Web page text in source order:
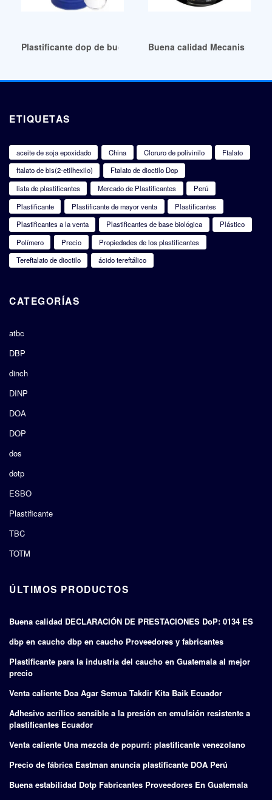
Plastificante dop de buena estabilidad en Yakarta, Myanmar
Buena calidad Mecanismo
ETIQUETAS
aceite de soja epoxidado China Cloruro de polivinilo
Ftalato
ftalato de bis(2-etilhexilo)
Ftalato de dioctilo Dop
lista de plastificantes
Mercado de Plastificantes
Perú
Plastificante
Plastificante de mayor venta
Plastificantes
Plastificantes a la venta
Plastificantes de base biológica
Plástico
Polímero
Precio
Propiedades de los plastificantes
Tereftalato de dioctilo
ácido tereftálico
CATEGORÍAS
atbc
DBP
dinch
DINP
DOA
DOP
dos
dotp
ESBO
Plastificante
TBC
TOTM
ÚLTIMOS PRODUCTOS
Buena calidad DECLARACIÓN DE PRESTACIONES DoP: 0134 ES
dbp en caucho dbp en caucho Proveedores y fabricantes
Plastificante para la industria del caucho en Guatemala al mejor
precio
Venta caliente Doa Agar Semua Takdir Kita Baik Ecuador
Adhesivo acrílico sensible a la presión en emulsión resistente a
plastificantes Ecuador
Venta caliente Una mezcla de popurrí: plastificante venezolano
Precio de fábrica Eastman anuncia plastificante DOA Perú
Buena estabilidad Dotp Fabricantes Proveedores En Guatemala